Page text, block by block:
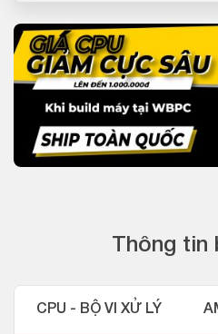
Thông tin
CPU - BỘ VI XỬ LÝ